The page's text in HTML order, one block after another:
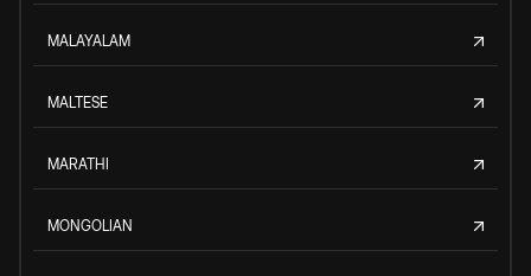
MALAYALAM
MALTESE
MARATHI
MONGOLIAN